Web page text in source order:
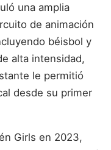
una amplia
de animación
béisbol y
alta intensidad,
le permitió
desde su primer
Girls en 2023,